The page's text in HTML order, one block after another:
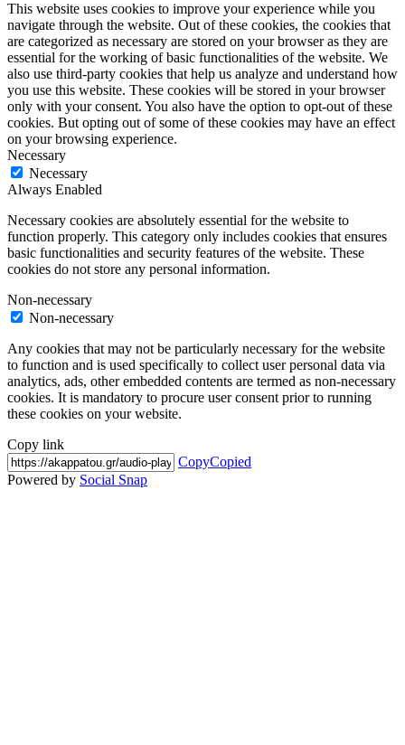
This website uses cookies to improve your experience while you
navigate through the website. Out of these cookies, the cookies that
are categorized as necessary are stored on your browser as they are
essential for the working of basic functionalities of the website. We
also use third-party cookies that help us analyze and understand how
you use this website. These cookies will be stored in your browser
only with your consent. You also have the option to opt-out of these
cookies. But opting out of some of these cookies may have an effect
on your browsing experience.
Necessary
Necessary
Always Enabled
Necessary cookies are absolutely essential for the website to
function properly. This category only includes cookies that ensures
basic functionalities and security features of the website. These
cookies do not store any personal information.
Non-necessary
Non-necessary
Any cookies that may not be particularly necessary for the website
to function and is used specifically to collect user personal data via
analytics, ads, other embedded contents are termed as non-necessary
cookies. It is mandatory to procure user consent prior to running
these cookies on your website.
Copy link
CopyCopied
Powered by Social Snap